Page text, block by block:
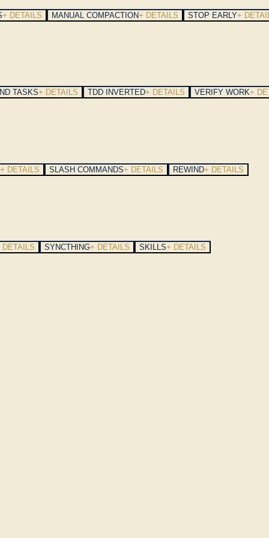
+ DETAILS MANUAL COMPACTION+ DETAILS STOP EARLY+
TASKS+ DETAILS TDD INVERTED+ DETAILS VERIFY WORK+
+ DETAILS SLASH COMMANDS+ DETAILS REWIND+ DETAILS
DETAILS SYNCTHING+ DETAILS SKILLS+ DETAILS